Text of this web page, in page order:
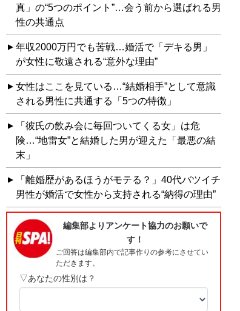
真」の“5つのポイント”…会う前から選ばれる男
性の共通点
年収2000万円でも苦戦…婚活で「デキる男」
が女性に敬遠される“意外な理由”
女性はここを見ている…“結婚相手”として意識
される男性に共通する「5つの特徴」
「彼氏の飲み会に毎回ついてくる女」は危
険…“地雷女”と結婚した男が迎えた「最悪の結
末」
「離婚歴があるほうがモテる？」40代バツイチ
男性が婚活で女性から支持される“納得の理由”